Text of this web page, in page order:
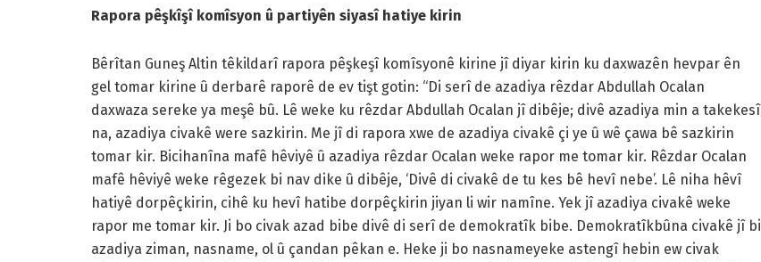
Rapora pêşkîşî komîsyon û partiyên siyasî hatiye kirin
Bêrîtan Guneş Altin têkildarî rapora pêşkeşî komîsyonê kirine jî diyar kirin ku daxwazên hevpar ên
gel tomar kirine û derbarê raporê de ev tişt gotin: “Di serî de azadiya rêzdar Abdullah Ocalan
daxwaza sereke ya meşê bû. Lê weke ku rêzdar Abdullah Ocalan jî dibêje; divê azadiya min a takekesî
na, azadiya civakê were sazkirin. Me jî di rapora xwe de azadiya civakê çi ye û wê çawa bê sazkirin
tomar kir. Bicihanîna mafê hêviyê û azadiya rêzdar Ocalan weke rapor me tomar kir. Rêzdar Ocalan
mafê hêviyê weke rêgezek bi nav dike û dibêje, ‘Divê di civakê de tu kes bê hevî nebe’. Lê niha hêvî
hatiyê dorpêçkirin, cihê ku hevî hatibe dorpêçkirin jiyan li wir namîne. Yek jî azadiya civakê weke
rapor me tomar kir. Ji bo civak azad bibe divê di serî de demokratîk bibe. Demokratîkbûna civakê jî bi
azadiya ziman, nasname, ol û çandan pêkan e. Heke ji bo nasnameyeke astengî hebin ew civak